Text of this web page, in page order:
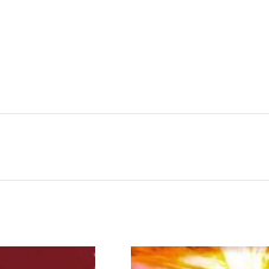
Hoffnung